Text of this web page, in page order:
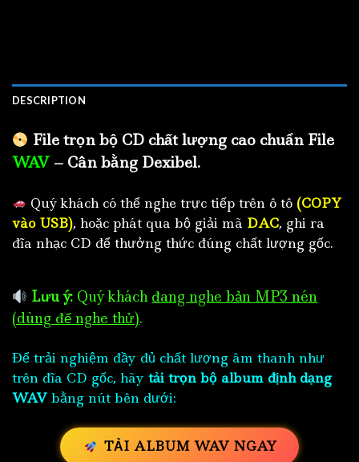
DESCRIPTION
File trọn bộ CD chất lượng cao chuẩn File
WAV – Cân bằng Dexibel.
Quý khách có thể nghe trực tiếp trên ô tô (COPY
vào USB), hoặc phát qua bộ giải mã DAC, ghi ra
đĩa nhạc CD để thưởng thức đúng chất lượng gốc.
Lưu ý: Quý khách đang nghe bản MP3 nén
(dùng để nghe thử).
Để trải nghiệm đầy đủ chất lượng âm thanh như
trên đĩa CD gốc, hãy tải trọn bộ album định dạng
WAV bằng nút bên dưới:
TẢI ALBUM WAV NGAY